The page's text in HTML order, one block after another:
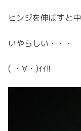
ヒンジを伸ばすと
いやらしい・・・
( ・∀・)ｲｲ!!